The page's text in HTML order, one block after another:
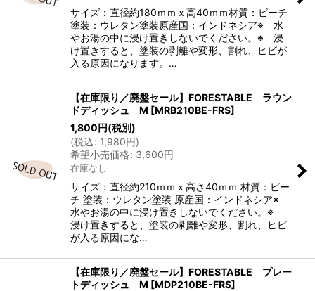
サイズ：直径約180ｍｍｘ高40ｍｍ材質：ビーチ
塗装：ウレタン塗装原産国：インドネシア※ 水
やお湯の中に浸け置きしないでください。※ 浸
け置きすると、塗装の剥離や変形、割れ、ヒビが
入る原因になります。…
【在庫限り／廃盤セール】FORESTABLE ラウン
ドディッシュ M [MRB210BE-FRS]
1,800円(税別)
(税込: 1,980円)
希望小売価格: 3,600円
在庫なし
サイズ：直径約210ｍｍｘ高さ40ｍｍ 材質：ビー
チ 塗装：ウレタン塗装 原産国：インドネシア※
水やお湯の中に浸け置きしないでください。※
浸け置きすると、塗装の剥離や変形、割れ、ヒビ
が入る原因にな…
【在庫限り／廃盤セール】FORESTABLE プレー
トディッシュ M [MDP210BE-FRS]